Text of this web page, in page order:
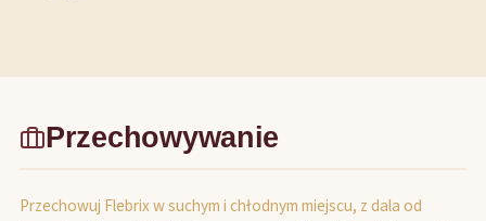
Przechowywanie
Przechowuj Flebrix w suchym i chłodnym miejscu, z dala od